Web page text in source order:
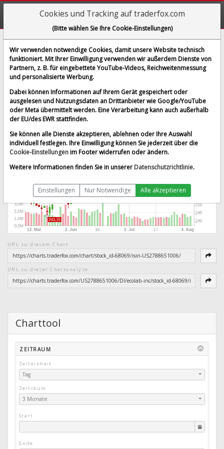
Ecolab Inc.
[ECL | WKN 854545 | ISIN US2788651006]
281,642 $ -1,34 %
Echtzeit-Aktienkurs vom 06.08.2026 um 16:00 Uhr
Echtzeit USD Splitbereinigt
URL zu diesem Chart
URL zu dieser Chartanalyse
Charttool
ZEITRAUM
Zeiteinheit
Tag
Zeitraum
3 Monate
Start
Ende
Cookies und Tracking auf traderfox.com
(Bitte wählen Sie Ihre Cookie-Einstellungen)
Wir verwenden notwendige Cookies, damit unsere Website technisch
funktioniert. Mit Ihrer Einwilligung verwenden wir außerdem Dienste von
Partnern, z. B. für eingebettete YouTube-Videos, Reichweitenmessung
und personalisierte Werbung.
Dabei können Informationen auf Ihrem Gerät gespeichert oder
ausgelesen und Nutzungsdaten an Drittanbieter wie Google/YouTube
oder Meta übermittelt werden. Eine Verarbeitung kann auch außerhalb
der EU/des EWR stattfinden.
Sie können alle Dienste akzeptieren, ablehnen oder Ihre Auswahl
individuell festlegen. Ihre Einwilligung können Sie jederzeit über die
Cookie-Einstellungenim Footer widerrufen oder ändern.
Weitere Informationen finden Sie in unserer Datenschutzrichtlinie.
Einstellungen Nur Notwendige Alle akzeptieren